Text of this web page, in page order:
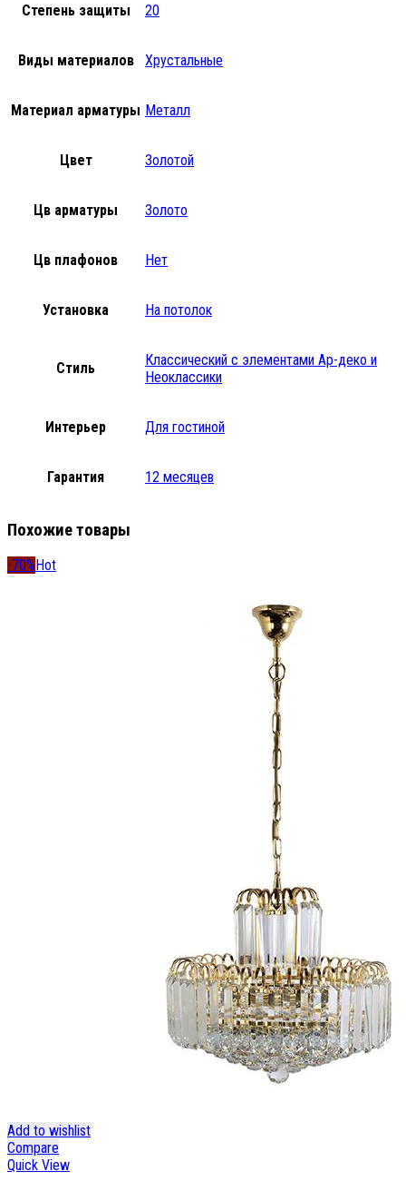
Степень защиты 20
Виды материалов Хрустальные
Материал арматуры Металл
Цвет Золотой
Цв арматуры Золото
Цв плафонов Нет
Установка На потолок
Стиль
Классический с элементами Ар-деко и
Неоклассики
Интерьер Для гостиной
Гарантия 12 месяцев
Похожие товары
-70% Hot
Add to wishlist
Compare
Quick View